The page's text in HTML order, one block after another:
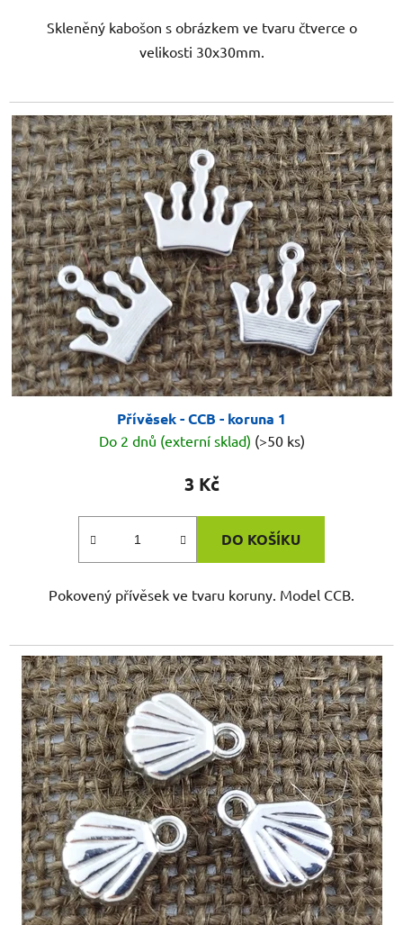
Skleněný kabošon s obrázkem ve tvaru čtverce o
velikosti 30x30mm.
Přívěsek - CCB - koruna 1
Do 2 dnů (externí sklad) (>50 ks)
3 Kč
DO KOŠÍKU
Pokovený přívěsek ve tvaru koruny. Model CCB.